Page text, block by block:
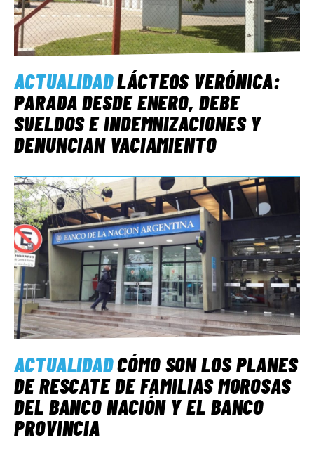
ACTUALIDADLÁCTEOS VERÓNICA:
PARADA DESDE ENERO, DEBE
SUELDOS E INDEMNIZACIONES Y
DENUNCIAN VACIAMIENTO
ACTUALIDADCÓMO SON LOS PLANES
DE RESCATE DE FAMILIAS MOROSAS
DEL BANCO NACIÓN Y EL BANCO
PROVINCIA